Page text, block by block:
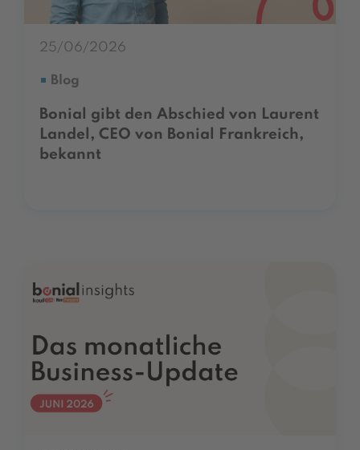
25/06/2026
Blog
Bonial gibt den Abschied von Laurent
Landel, CEO von Bonial Frankreich,
bekannt